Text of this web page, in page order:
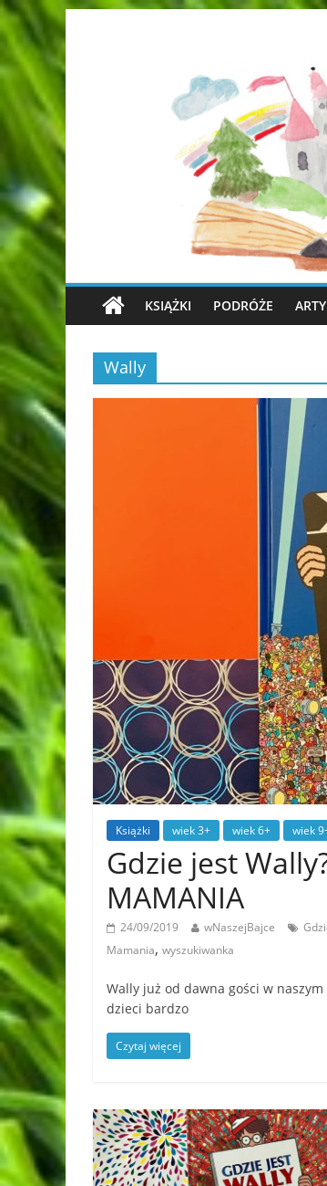
KSIĄŻKI PODRÓŻE
Wally
Książki wiek 3+ wiek 6+ wiek
Gdzie jest
MAMANIA
24/09/2019 wNaszejBajce
Mamania, wyszukiwanka
Wally już od dawna gości w
dzieci bardzo
Czytaj więcej